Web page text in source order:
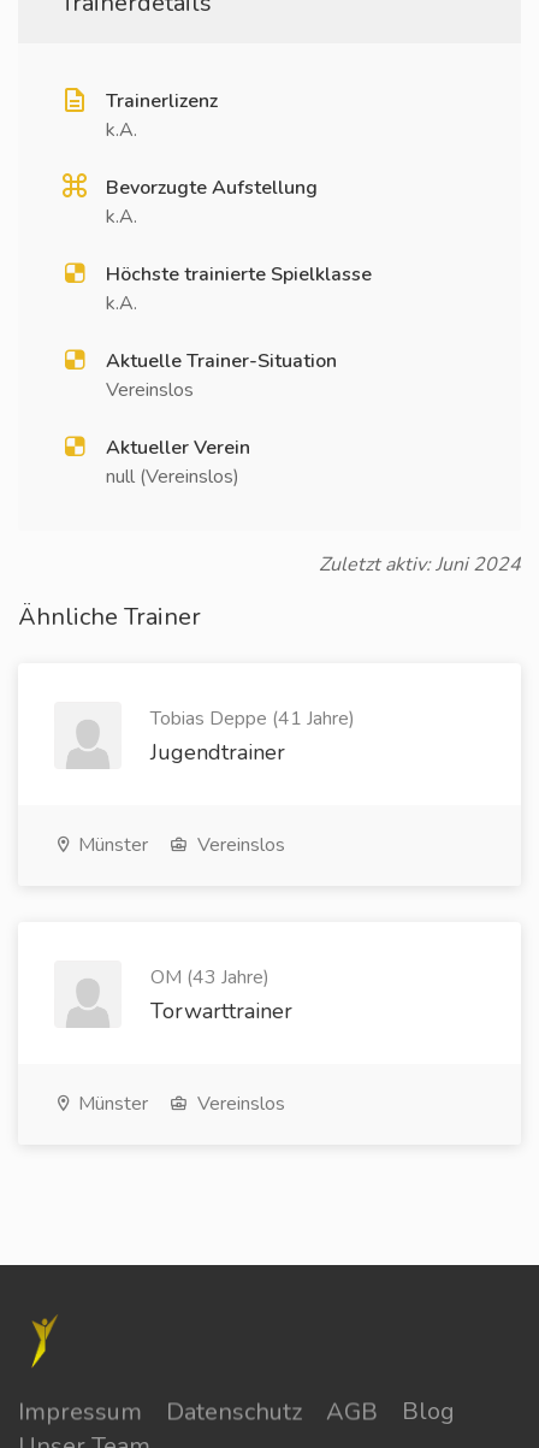
Trainerlizenz
k.A.
Bevorzugte Aufstellung
k.A.
Höchste trainierte Spielklasse
k.A.
Aktuelle Trainer-Situation
Vereinslos
Aktueller Verein
null (Vereinslos)
Zuletzt aktiv: Juni 2024
Ähnliche Trainer
Tobias Deppe (41 Jahre)
Jugendtrainer
Münster Vereinslos
OM (43 Jahre)
Torwarttrainer
Münster Vereinslos
Impressum Datenschutz AGB
Blog